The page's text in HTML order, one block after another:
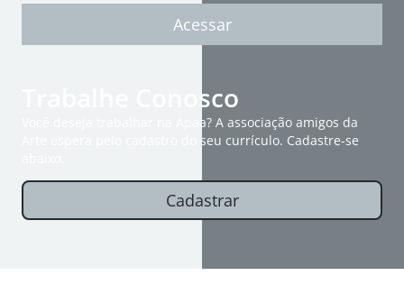
Acessar
Trabalhe Conosco
Você deseja trabalhar na Apaa? A associação amigos da
Arte espera pelo cadastro do seu currículo. Cadastre-se
Cadastrar